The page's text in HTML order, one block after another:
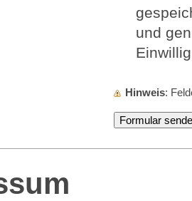
und
Hinweis :